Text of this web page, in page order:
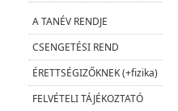
A TANÉV RENDJE
CSENGETÉSI REND
ÉRETTSÉGIZŐKNEK (+fizika)
FELVÉTELI TÁJÉKOZTATÓ